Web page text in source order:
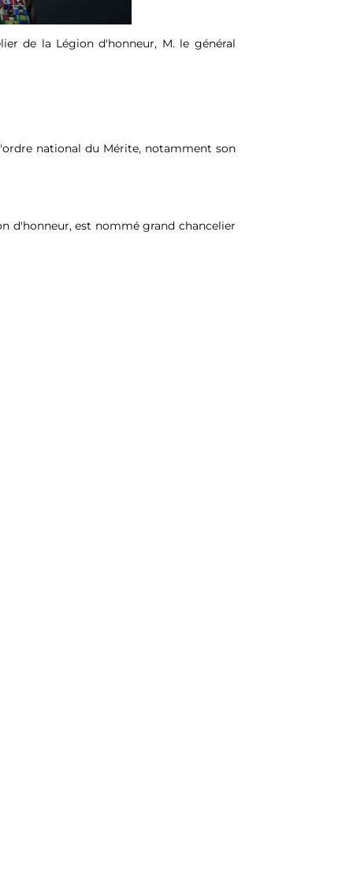
de la Légion d'honneur, M. le général
national du Mérite, notamment son
d'honneur, est nommé grand chancelier